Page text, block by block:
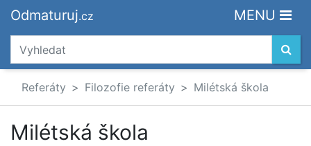
Odmaturuj.cz MENU
Referáty Filozofie referáty Milétská škola
Milétská škola